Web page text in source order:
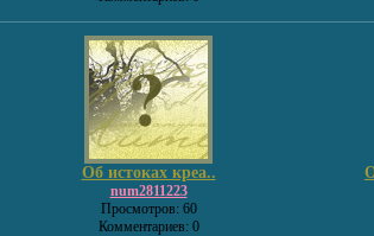
Об истоках креа..
num2811223
Просмотров: 60
Комментариев: 0